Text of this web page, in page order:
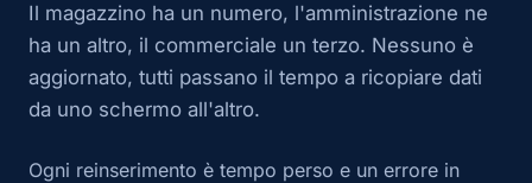
Il magazzino ha un numero, l'amministrazione ne
ha un altro, il commerciale un terzo. Nessuno è
aggiornato, tutti passano il tempo a ricopiare dati
da uno schermo all'altro.
Ogni reinserimento è tempo perso e un errore in